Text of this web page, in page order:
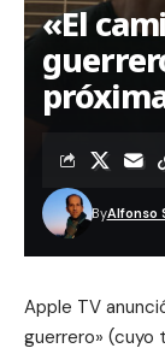
«El
ByAlfonso
Apple TV
guerrero» (cuyo